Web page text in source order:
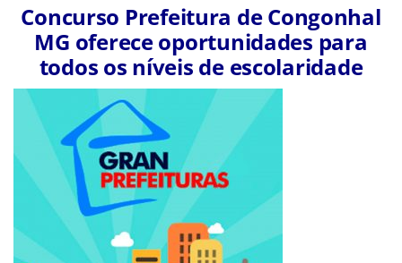
Concurso Prefeitura de Congonhal
MG oferece oportunidades para
todos os níveis de escolaridade